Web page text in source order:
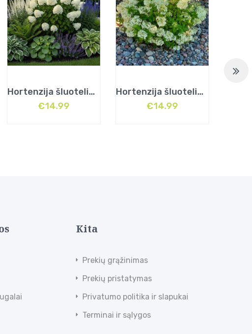
Hortenzija šluotelinė (Hydrangea paniculata) „Silver Dollar”
€14.99
Hortenzija šluotelinė (Hydrangea paniculata) „Bobo”
€14.99
Kita
Prekių grąžinimas
Prekių pristatymas
Privatumo politika ir slapukai
Terminai ir sąlygos